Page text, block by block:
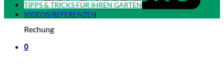
Rechung
0
TIPPS & TRICKS FÜR IHREN GARTEN
VIDEOS/REFERENZEN